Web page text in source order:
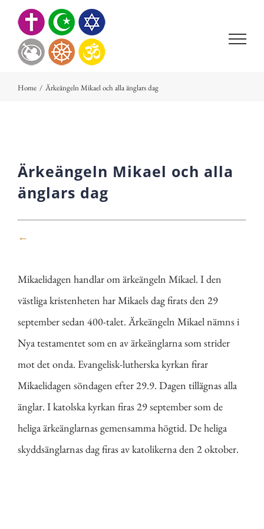
content
Home / Ärkeängeln Mikael och alla änglars dag
Ärkeängeln Mikael och alla
änglars dag
←
Mikaelidagen handlar om ärkeängeln Mikael. I den
västliga kristenheten har Mikaels dag firats den 29
september sedan 400-talet. Ärkeängeln Mikael nämns i
Nya testamentet som en av ärkeänglarna som strider
mot det onda. Evangelisk-lutherska kyrkan firar
Mikaelidagen söndagen efter 29.9. Dagen tillägnas alla
änglar. I katolska kyrkan firas 29 september som de
heliga ärkeänglarnas gemensamma högtid. De heliga
skyddsänglarnas dag firas av katolikerna den 2 oktober.